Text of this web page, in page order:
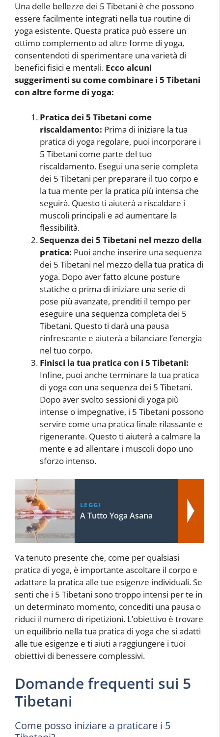
Una delle bellezze dei 5 Tibetani è che possono
essere facilmente integrati nella tua routine di
yoga esistente. Questa pratica può essere un
ottimo complemento ad altre forme di yoga,
consentendoti di sperimentare una varietà di
benefici fisici e mentali. Ecco alcuni
suggerimenti su come combinare i 5 Tibetani
con altre forme di yoga:
Pratica dei 5 Tibetani come
riscaldamento: Prima di iniziare la tua
pratica di yoga regolare, puoi incorporare i
5 Tibetani come parte del tuo
riscaldamento. Esegui una serie completa
dei 5 Tibetani per preparare il tuo corpo e
la tua mente per la pratica più intensa che
seguirà. Questo ti aiuterà a riscaldare i
muscoli principali e ad aumentare la
flessibilità.
Sequenza dei 5 Tibetani nel mezzo della
pratica: Puoi anche inserire una sequenza
dei 5 Tibetani nel mezzo della tua pratica di
yoga. Dopo aver fatto alcune posture
statiche o prima di iniziare una serie di
pose più avanzate, prenditi il ​​tempo per
eseguire una sequenza completa dei 5
Tibetani. Questo ti darà una pausa
rinfrescante e aiuterà a bilanciare l’energia
nel tuo corpo.
Finisci la tua pratica con i 5 Tibetani:
Infine, puoi anche terminare la tua pratica
di yoga con una sequenza dei 5 Tibetani.
Dopo aver svolto sessioni di yoga più
intense o impegnative, i 5 Tibetani possono
servire come una pratica finale rilassante e
rigenerante. Questo ti aiuterà a calmare la
mente e ad allentare i muscoli dopo uno
sforzo intenso.
LEGGI
A Tutto Yoga Asana
Va tenuto presente che, come per qualsiasi
pratica di yoga, è importante ascoltare il corpo e
adattare la pratica alle tue esigenze individuali. Se
senti che i 5 Tibetani sono troppo intensi per te in
un determinato momento, concediti una pausa o
riduci il numero di ripetizioni. L’obiettivo è trovare
un equilibrio nella tua pratica di yoga che si adatti
alle tue esigenze e ti aiuti a raggiungere i tuoi
obiettivi di benessere complessivi.
Domande frequenti sui 5
Tibetani
Come posso iniziare a praticare i 5